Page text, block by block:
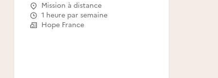
Mission à distance
1 heure par semaine
Hope France